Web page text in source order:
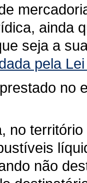
ainda
seja a
pela
no
no
não